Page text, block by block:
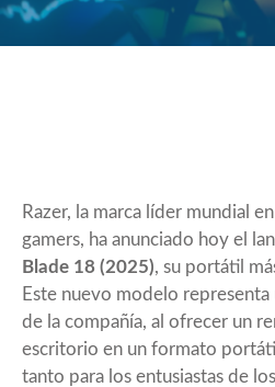
Razer, la marca líder mundial
gamers, ha anunciado hoy el
Blade 18 (2025), su portátil
Este nuevo modelo
de la compañía, al ofrecer un
escritorio en un formato
tanto para los entusiastas de